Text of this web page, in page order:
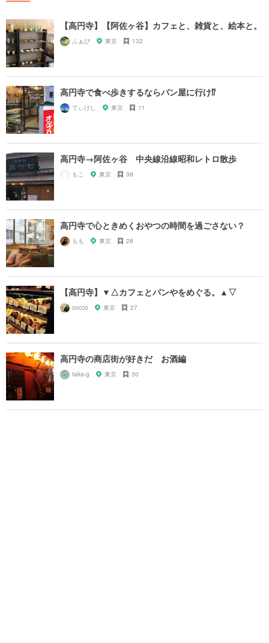
【高円寺】【阿佐ヶ谷】カフェと、雑貨と、絵本と。
ふぁび 東京 132
高円寺で食べ歩きするならパン屋に行け⁉︎
てぃけし 東京 11
高円寺→阿佐ヶ谷 中央線沿線昭和レトロ散歩
もこ 東京 38
高円寺で心ときめくおやつの時間を過ごさない？
もも 東京 28
【高円寺】▼△カフェとパンやをめぐる。▲▽
cocco 東京 27
高円寺の商店街が好きだ お酒編
taka-g 東京 30